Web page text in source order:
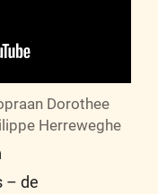
Dorothee
Herreweghe
– de